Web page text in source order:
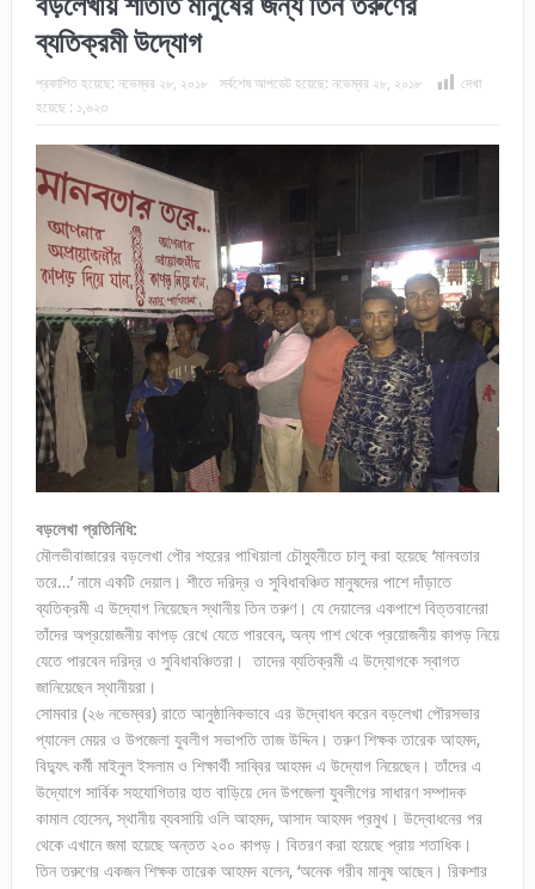
ব্যতিক্রমী উদ্যোগ
প্রকাশিত হয়েছে: নভেম্বর ২৮, ২০১৮ সর্বশেষ আপডেট হয়েছে: নভেম্বর ২৮, ২০১৮
দেখা
হয়েছে : ১,৬২৩
বড়লেখা প্রতিনিধি:
মৌলভীবাজারের বড়লেখা পৌর শহরের পাখিয়ালা চৌমুহনীতে চালু করা হয়েছে ‘মানবতার
তরে…’ নামে একটি দেয়াল। শীতে দরিদ্র ও সুবিধাবঞ্চিত মানুষদের পাশে দাঁড়াতে
ব্যতিক্রমী এ উদ্যোগ নিয়েছেন স্থানীয় তিন তরুণ। যে দেয়ালের একপাশে বিত্তবানেরা
তাঁদের অপ্রয়োজনীয় কাপড় রেখে যেতে পারবেন, অন্য পাশ থেকে প্রয়োজনীয় কাপড় নিয়ে
যেতে পারবেন দরিদ্র ও সুবিধাবঞ্চিতরা। তাদের ব্যতিক্রমী এ উদ্যোগকে স্বাগত
জানিয়েছেন স্থানীয়রা।
সোমবার (২৬ নভেম্বর) রাতে আনুষ্ঠানিকভাবে এর উদ্বোধন করেন বড়লেখা পৌরসভার
প্যানেল মেয়র ও উপজেলা যুবলীগ সভাপতি তাজ উদ্দিন। তরুণ শিক্ষক তারেক আহমদ,
বিদ্যুৎ কর্মী মাইনুল ইসলাম ও শিক্ষার্থী সাব্বির আহমদ এ উদ্যোগ নিয়েছেন। তাঁদের এ
উদ্যোগে সার্বিক সহযোগিতার হাত বাড়িয়ে দেন উপজেলা যুবলীগের সাধারণ সম্পাদক
কামাল হোসেন, স্থানীয় ব্যবসায়ি ওলি আহমদ, আসাদ আহমদ প্রমুখ। উদ্বোধনের পর
থেকে এখানে জমা হয়েছে অন্তত ২০০ কাপড়। বিতরণ করা হয়েছে প্রায় শতাধিক।
তিন তরুণের একজন শিক্ষক তারেক আহমদ বলেন, ‘অনেক গরীব মানুষ আছেন। রিকশার